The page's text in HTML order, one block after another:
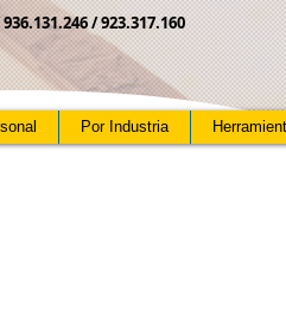
936.131.246 / 923.317.160
Por Industria